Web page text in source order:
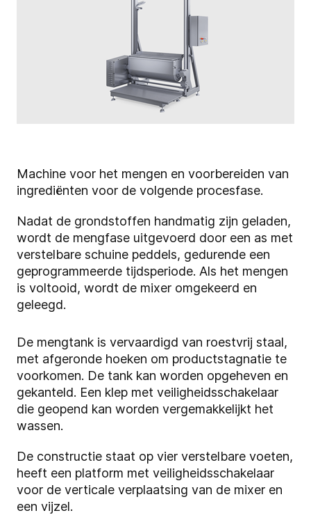
Machine voor het mengen en voorbereiden van
ingrediënten voor de volgende procesfase.
Nadat de grondstoffen handmatig zijn geladen,
wordt de mengfase uitgevoerd door een as met
verstelbare schuine peddels, gedurende een
geprogrammeerde tijdsperiode. Als het mengen
is voltooid, wordt de mixer omgekeerd en
geleegd.
De mengtank is vervaardigd van roestvrij staal,
met afgeronde hoeken om productstagnatie te
voorkomen. De tank kan worden opgeheven en
gekanteld. Een klep met veiligheidsschakelaar
die geopend kan worden vergemakkelijkt het
wassen.
De constructie staat op vier verstelbare voeten,
heeft een platform met veiligheidsschakelaar
voor de verticale verplaatsing van de mixer en
een vijzel.